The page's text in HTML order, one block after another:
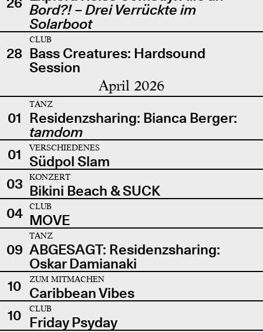
Bord?! – Drei Verrückte im
Solarboot
28
CLUB
Bass Creatures: Hardsound
Session
April 2026
01
TANZ
Residenzsharing: Bianca Berger:
tamdom
01
VERSCHIEDENES
Südpol Slam
03
KONZERT
Bikini Beach & SUCK
04
CLUB
MOVE
09
TANZ
ABGESAGT: Residenzsharing:
Oskar Damianaki
10
ZUM MITMACHEN
Caribbean Vibes
10
CLUB
Friday Psyday